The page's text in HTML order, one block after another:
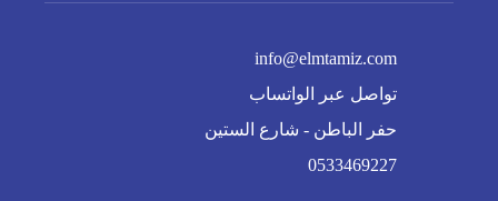
info@elmtamiz.com
تواصل عبر الواتساب
حفر الباطن - شارع الستين
0533469227